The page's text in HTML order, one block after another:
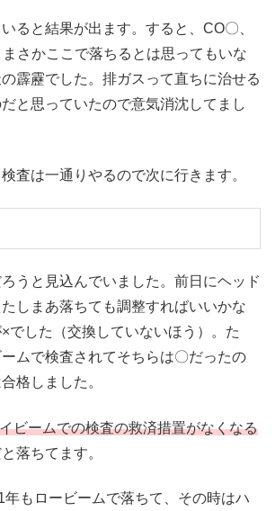
ると結果が出ます。すると、CO〇、
さかここで落ちるとは思ってもいな
霹靂でした。排ガスって直ちに治せる
と思っていたので意気消沈してまし
査は一通りやるので次に行きます。
うと見込んでいました。前日にヘッド
しまあ落ちても調整すればいいかな
でした（交換していないほう）。た
ムで検査されてそちらは〇だったの
格しました。
ビームでの検査の救済措置がなくなる
落ちてます。
もロービームで落ちて、その時はハ